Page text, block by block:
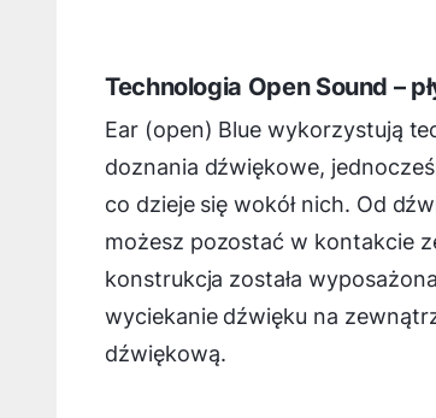
Technologia Open Sound –
Ear (open) Blue wykorzystują
doznania dźwiękowe,
co dzieje się wokół nich. Od
możesz pozostać w kontakcie
konstrukcja została
wyciekanie dźwięku na
dźwiękową.